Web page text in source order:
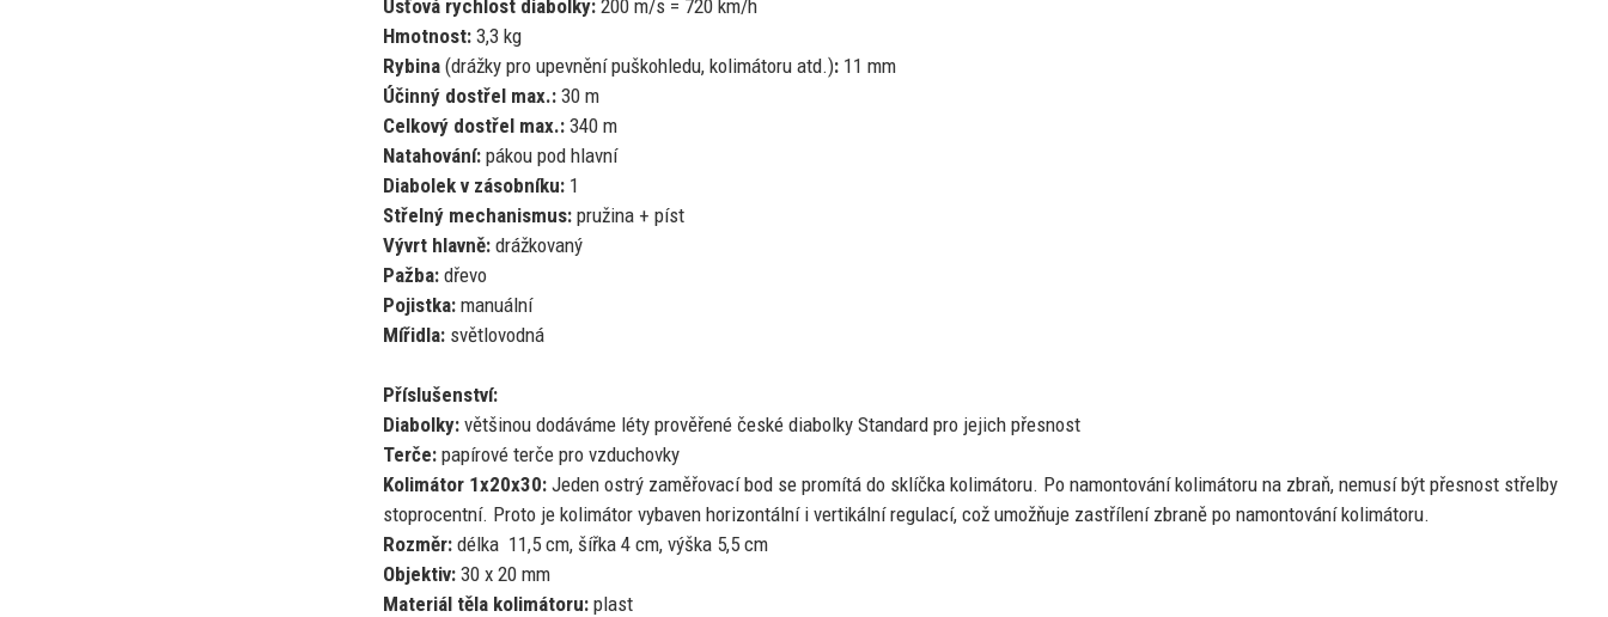
Úsťová rychlost diabolky: 200 m/s = 720 km/h
Hmotnost: 3,3 kg
Rybina (drážky pro upevnění puškohledu, kolimátoru atd.): 11 mm
Účinný dostřel max.: 30 m
Celkový dostřel max.: 340 m
Natahování: pákou pod hlavní
Diabolek v zásobníku: 1
Střelný mechanismus: pružina + píst
Vývrt hlavně: drážkovaný
Pažba: dřevo
Pojistka: manuální
Mířidla: světlovodná
Příslušenství:
Diabolky: většinou dodáváme léty prověřené české diabolky Standard pro jejich přesnost
Terče: papírové terče pro vzduchovky
Kolimátor 1x20x30: Jeden ostrý zaměřovací bod se promítá do sklíčka kolimátoru. Po namontování kolimátoru na zbraň, nemusí být přesnost střelby
stoprocentní. Proto je kolimátor vybaven horizontální i vertikální regulací, což umožňuje zastřílení zbraně po namontování kolimátoru.
Rozměr: délka 11,5 cm, šířka 4 cm, výška 5,5 cm
Objektiv: 30 x 20 mm
Materiál těla kolimátoru: plast